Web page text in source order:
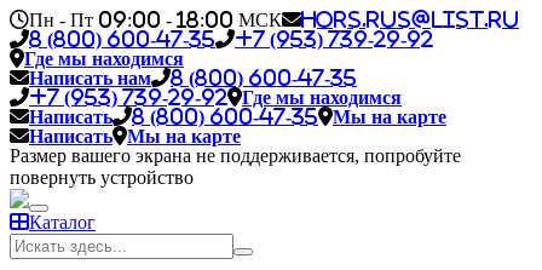
Пн - Пт 09:00 - 18:00 МСК
hors.rus@list.ru
8 (800) 600-47-35
+7 (953) 739-29-92
Где мы находимся
Написать нам
8 (800) 600-47-35
+7 (953) 739-29-92
Где мы находимся
Написать
8 (800) 600-47-35
Мы на карте
Написать
Мы на карте
Размер вашего экрана не поддерживается, попробуйте
повернуть устройство
Каталог